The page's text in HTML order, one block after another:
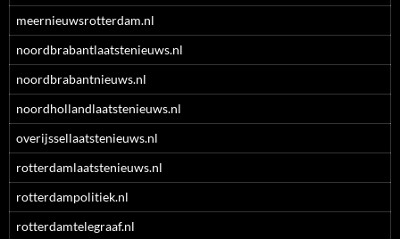
meernieuwsrotterdam.nl
noordbrabantlaatstenieuws.nl
noordbrabantnieuws.nl
noordhollandlaatstenieuws.nl
overijssellaatstenieuws.nl
rotterdamlaatstenieuws.nl
rotterdampolitiek.nl
rotterdamtelegraaf.nl